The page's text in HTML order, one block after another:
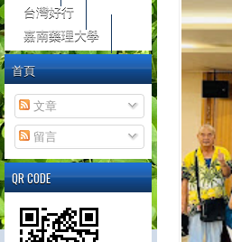
台灣好行
嘉南藥理大學
首頁
文章
留言
QR CODE